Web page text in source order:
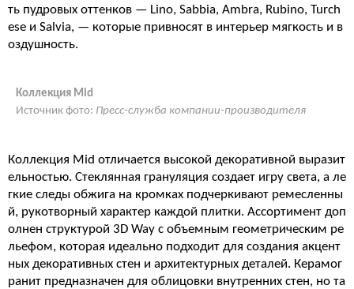
ть пудровых оттенков — Lino, Sabbia, Ambra, Rubino, Turch
ese и Salvia, — которые привносят в интерьер мягкость и в
оздушность.
Коллекция Mid
Источник фото: Пресс-служба компании-производителя
Коллекция Mid отличается высокой декоративной выразит
ельностью. Стеклянная грануляция создает игру света, а ле
гкие следы обжига на кромках подчеркивают ремесленны
й, рукотворный характер каждой плитки. Ассортимент доп
олнен структурой 3D Way с объемным геометрическим ре
льефом, которая идеально подходит для создания акцент
ных декоративных стен и архитектурных деталей. Керамог
ранит предназначен для облицовки внутренних стен, но та